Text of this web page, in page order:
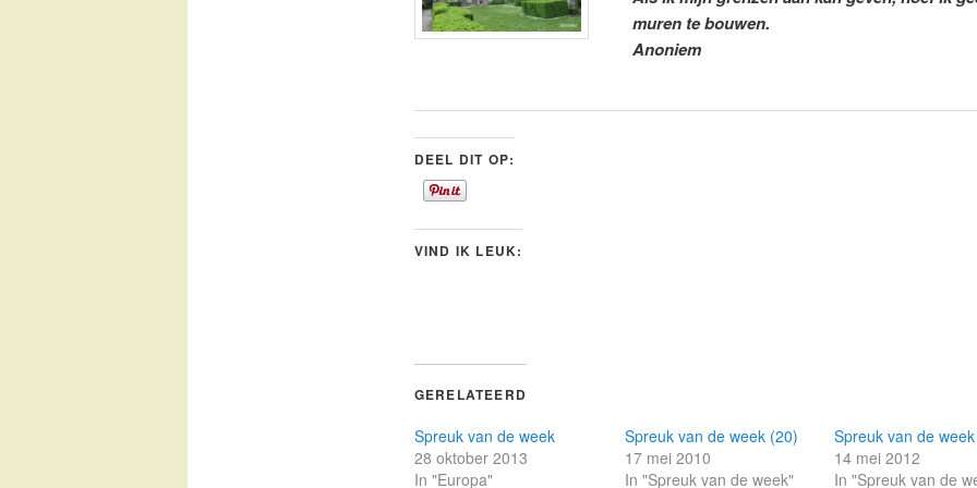
muren te bouwen.
Anoniem
DEEL DIT OP:
VIND IK LEUK:
GERELATEERD
Spreuk van de week
28 oktober 2013
In "Europa"
Spreuk van de week (20)
17 mei 2010
In "Spreuk van de week"
Spreuk van de week
14 mei 2012
In "Spreuk van de